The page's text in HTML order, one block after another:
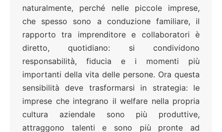
naturalmente, perché nelle piccole imprese,
che spesso sono a conduzione familiare, il
rapporto tra imprenditore e collaboratori è
diretto, quotidiano: si condividono
responsabilità, fiducia e i momenti più
importanti della vita delle persone. Ora questa
sensibilità deve trasformarsi in strategia: le
imprese che integrano il welfare nella propria
cultura aziendale sono più produttive,
attraggono talenti e sono più pronte ad